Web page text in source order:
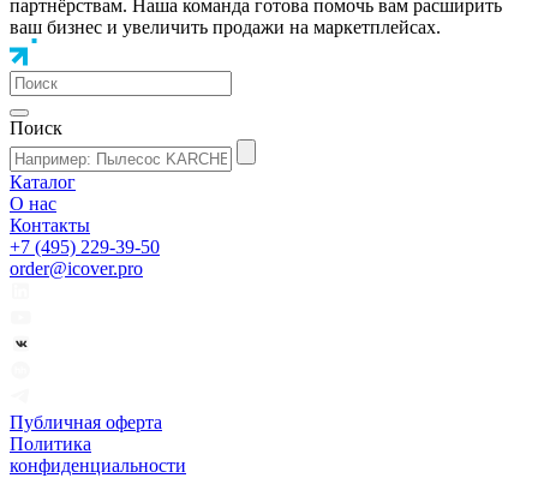
партнёрствам. Наша команда готова помочь вам расширить
ваш бизнес и увеличить продажи на маркетплейсах.
Поиск
Каталог
О нас
Контакты
+7 (495) 229-39-50
order@icover.pro
Публичная оферта
Политика
конфиденциальности